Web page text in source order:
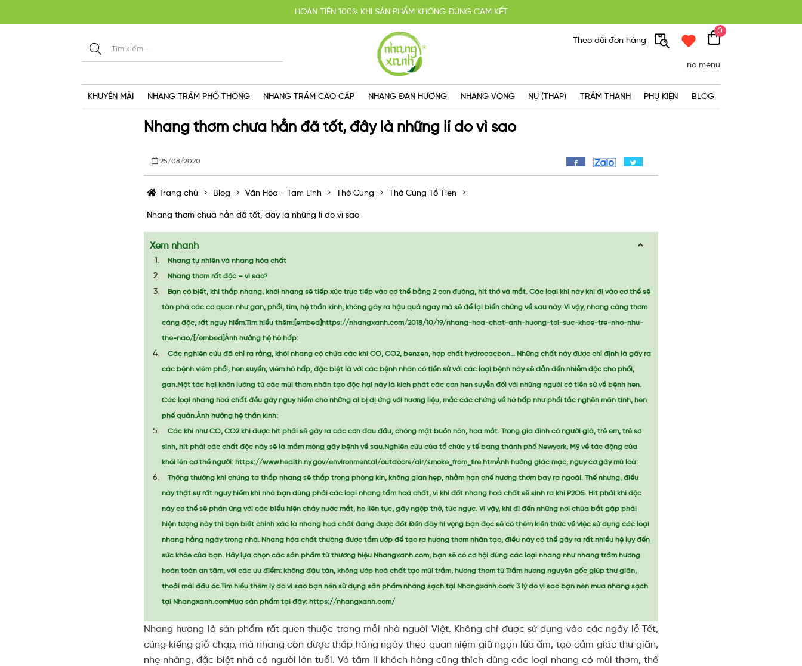
HOÀN TIỀN 100% KHI SẢN PHẨM KHÔNG ĐÚNG CAM KẾT
KHUYẾN MÃI MUA 2 TẶNG 1, MIỄN PHÍ GIAO HÀNG SG VỚI HÓA ĐƠN TRÊN 300K
GIAO HÀNG CẤP TỐC TRONG NGÀY
Theo dõi đơn hàng
0
no menu
KHUYẾN MÃI NHANG TRẦM PHỔ THÔNG NHANG TRẦM CAO CẤP NHANG ĐÀN HƯƠNG NHANG VÒNG NỤ (THÁP) TRẦM THANH PHỤ KIỆN BLOG
Nhang thơm chưa hẳn đã tốt, đây là những lí do vì sao
25/08/2020
Trang chủ Blog Văn Hóa - Tâm Linh Thờ Cúng Thờ Cúng Tổ Tiên
Nhang thơm chưa hẳn đã tốt, đây là những lí do vì sao
Xem nhanh
Nhang tự nhiên và nhang hóa chất
Nhang thơm rất độc – vì sao?
Bạn có biết, khi thắp nhang, khói nhang sẽ tiếp xúc trực tiếp vào cơ thể bằng 2 con đường, hít thở và mắt. Các loại khí này khi đi vào cơ thể sẽ
tàn phá các cơ quan như gan, phổi, tim, hệ thần kinh, không gây ra hậu quả ngay mà sẽ để lại biến chứng về sau này. Vì vậy, nhang càng thơm
càng độc, rất nguy hiểm.Tìm hiểu thêm:[embed]https://nhangxanh.com/2018/10/19/nhang-hoa-chat-anh-huong-toi-suc-khoe-tre-nho-nhu-
the-nao/[/embed]Ảnh hưởng hệ hô hấp:
Các nghiên cứu đã chỉ ra rằng, khói nhang có chứa các khí CO, CO2, benzen, hợp chất hydrocacbon… Những chất này được chỉ định là gây ra
các bệnh viêm phổi, hen suyển, viêm hô hấp, đặc biệt là với các bệnh nhân có tiền sử với các loại bệnh này sẽ dẫn đến nhiễm độc cho phổi,
gan.Một tác hại khôn lường từ các mùi thơm nhân tạo độc hại này là kích phát các cơn hen suyễn đối với những người có tiền sử về bệnh hen.
Các loại nhang hoá chất đều gây nguy hiểm cho những ai bị dị ứng với hương liệu, mắc các chứng về hô hấp như phổi tắc nghẽn mãn tính, hen
phế quản.Ảnh hưởng hệ thần kinh:
Các khí như CO, CO2 khi được hít phải sẽ gây ra các cơn đau đầu, chóng mặt buồn nôn, hoa mắt. Trong gia đình có người già, trẻ em, trẻ sơ
sinh, hít phải các chất độc này sẽ là mầm móng gây bệnh về sau.Nghiên cứu của tổ chức y tế bang thành phố Newyork, Mỹ về tác động của
khói lên cơ thể người: https://www.health.ny.gov/environmental/outdoors/air/smoke_from_fire.htmẢnh hưởng giác mạc, nguy cơ gây mù loà:
Thông thường khi chúng ta thắp nhang sẽ thắp trong phòng kín, không gian hẹp, nhằm hạn chế hương thơm bay ra ngoài. Thế nhưng, điều
này thật sự rất nguy hiểm khi nhà bạn dùng phải các loại nhang tẩm hoá chất, vì khi đốt nhang hoá chất sẽ sinh ra khí P2O5. Hít phải khí độc
này cơ thể sẽ phản ứng với các biểu hiện chảy nước mắt, ho liên tục, gây ngộp thở, tức ngực. Vì vậy, khi đi đến những nơi chùa bắt gặp phải
hiện tượng này thì bạn biết chính xác là nhang hoá chất đang được đốt.Đến đây hi vọng bạn đọc sẽ có thêm kiến thức về việc sử dụng các loại
nhang hằng ngày trong nhà. Nhang hóa chất thường được tẩm ướp để tạo ra hương thơm nhân tạo, điều này có thể gây ra rất nhiều hệ lụy đến
sức khỏe của bạn. Hãy lựa chọn các sản phẩm từ thương hiệu Nhangxanh.com, bạn sẽ có cơ hội dùng các loại nhang như nhang trầm hương
hoàn toàn an tâm, với các ưu điểm: không đậu tàn, không ướp hoá chất tạo mùi trầm, hương thơm từ Trầm hương nguyên gốc giúp thư giãn,
thoải mái đầu óc.Tìm hiểu thêm lý do vì sao bạn nên sử dụng sản phẩm nhang sạch tại Nhangxanh.com: 3 lý do vì sao bạn nên mua nhang sạch
tại Nhangxanh.comMua sản phẩm tại đây: https://nhangxanh.com/
Nhang hương là sản phẩm rất quen thuộc trong mỗi nhà người Việt. Không chỉ được sử dụng vào các ngày lễ Tết,
cúng kiếng giỗ chạp, mà nhang còn được thắp hàng ngày theo quan niệm giữ ngọn lửa ấm, tạo cảm giác thư giãn,
nhẹ nhàng, đặc biệt nhà có người lớn tuổi. Và tâm lí khách hàng cũng thích dùng các loại nhang có mùi thơm, thế